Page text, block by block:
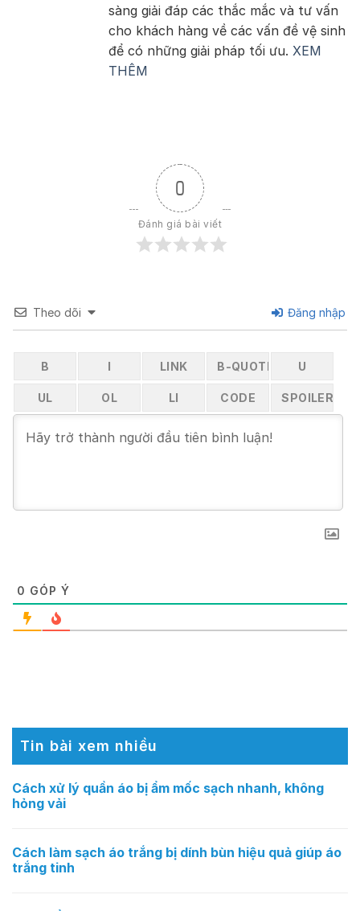
sàng giải đáp các thắc mắc và tư vấn
cho khách hàng về các vấn đề vệ sinh
để có những giải pháp tối ưu. XEM
THÊM
0
Đánh giá bài viết
Theo dõi Đăng nhập
0 GÓP Ý
Tin bài xem nhiều
Cách xử lý quần áo bị ẩm mốc sạch nhanh, không
hỏng vải
Cách làm sạch áo trắng bị dính bùn hiệu quả giúp áo
trắng tinh